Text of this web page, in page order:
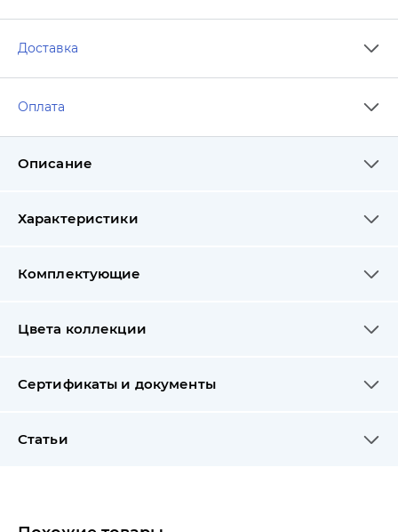
Доставка
Оплата
Описание
Характеристики
Комплектующие
Цвета коллекции
Сертификаты и документы
Статьи